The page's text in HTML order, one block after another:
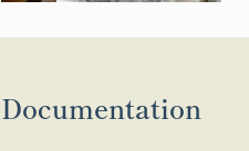
Documentation